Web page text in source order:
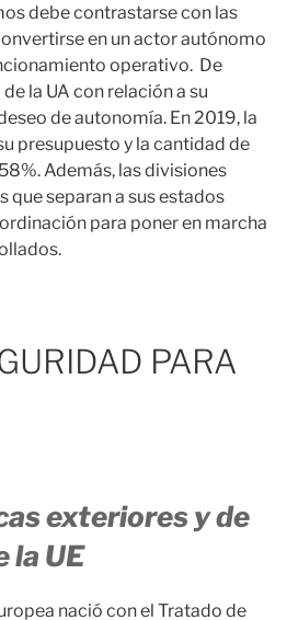
debe contrastarse con las
en un actor autónomo
operativo. De
la UA con relación a su
de autonomía. En 2019, la
presupuesto y la cantidad de
Además, las divisiones
separan a sus estados
para poner en marcha
PARA
exteriores y de
la UE
nació con el Tratado de